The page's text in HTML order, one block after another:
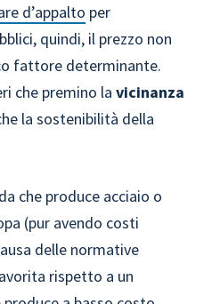
d’appalto per
quindi, il prezzo non
fattore determinante.
che premino la vicinanza
la sostenibilità della
che produce acciaio o
(pur avendo costi
delle normative
rispetto a un